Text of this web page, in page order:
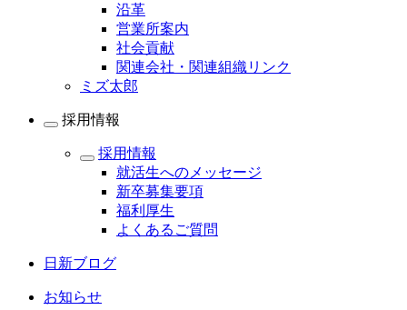
沿革
営業所案内
社会貢献
関連会社・関連組織リンク
ミズ太郎
採用情報
採用情報
就活生へのメッセージ
新卒募集要項
福利厚生
よくあるご質問
日新ブログ
お知らせ